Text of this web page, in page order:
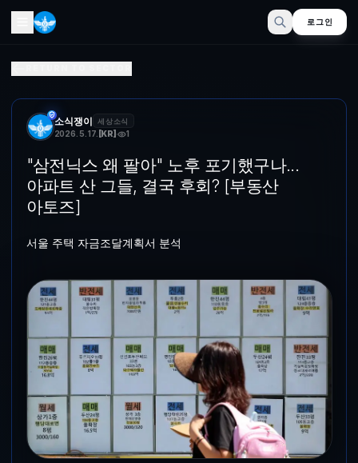
로그인
소식쟁이 세상소식
2026. 5. 17. [KR] 1
"삼전닉스 왜 팔아" 노후 포기했구나...
아파트 산 그들, 결국 후회? [부동산
아토즈]
서울 주택 자금조달계획서 분석